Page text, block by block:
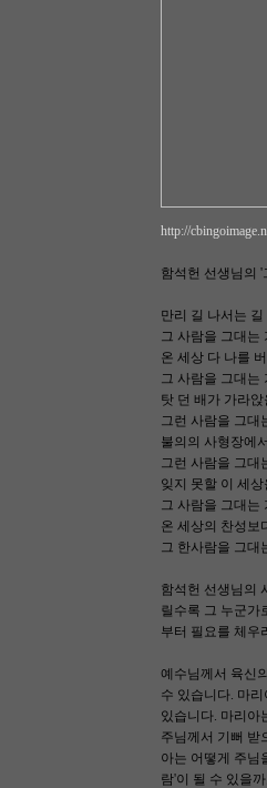
http://
함석헌 선생님의
만리 길 나서는
그 사람을 그대는
온 세상 다 나를
그 사람을 그대는
탓 던 배가 가라
그런 사람을 그대
불의의 사형장에
그런 사람을 그대
잊지 못할 이 세
그 사람을 그대는
온 세상의 찬성보
그 한사람을 그대
함석헌 선생님의
릴수록 그 누군가
부터 필요를 체우
예수님께서 육신
수 있습니다. 마
있습니다. 마리아
주님께서 기뻐 받
아는 어떻게 주님
람'이 될 수 있을